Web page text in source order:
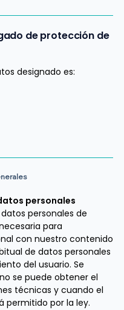
de protección de
designado es:
personales
personales de
para
con nuestro contenido
de datos personales
del usuario. Se
se puede obtener el
técnicas y cuando el
permitido por la ley.